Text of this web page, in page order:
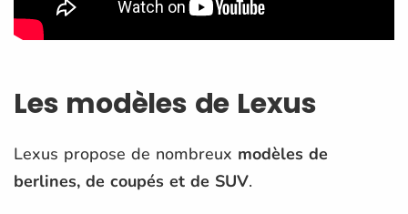
Les modèles de Lexus
Lexus propose de nombreux modèles de
berlines, de coupés et de SUV.